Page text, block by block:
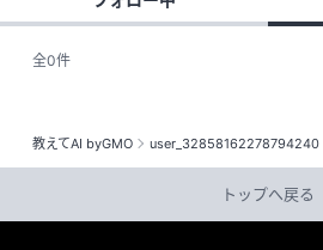
全0件
教えてAI byGMO user_32858162278794240
トップへ戻る